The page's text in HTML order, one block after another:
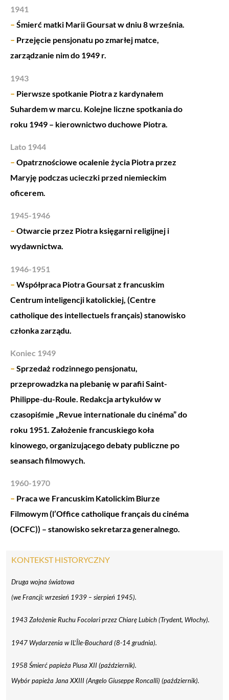
1941
– Śmierć matki Marii Goursat w dniu 8 września.
– Przejęcie pensjonatu po zmarłej matce,
zarządzanie nim do 1949 r.
1943
– Pierwsze spotkanie Piotra z kardynałem
Suhardem w marcu. Kolejne liczne spotkania do
roku 1949 – kierownictwo duchowe Piotra.
Lato 1944
– Opatrznościowe ocalenie życia Piotra przez
Maryję podczas ucieczki przed niemieckim
oficerem.
1945-1946
– Otwarcie przez Piotra księgarni religijnej i
wydawnictwa.
1946-1951
– Współpraca Piotra Goursat z francuskim
Centrum inteligencji katolickiej, (Centre
catholique des intellectuels français) stanowisko
członka zarządu.
Koniec 1949
– Sprzedaż rodzinnego pensjonatu,
przeprowadzka na plebanię w parafii Saint-
Philippe-du-Roule. Redakcja artykułów w
czasopiśmie „Revue internationale du cinéma” do
roku 1951. Założenie francuskiego koła
kinowego, organizującego debaty publiczne po
seansach filmowych.
1960-1970
– Praca we Francuskim Katolickim Biurze
Filmowym (l’Office catholique français du cinéma
(OCFC)) – stanowisko sekretarza generalnego.
KONTEKST HISTORYCZNY
Druga wojna światowa
(we Francji: wrzesień 1939 – sierpień 1945).
1943 Założenie Ruchu Focolari przez Chiarę Lubich (Trydent, Włochy).
1947 Wydarzenia w IL’Île-Bouchard (8-14 grudnia).
1958 Śmierć papieża Piusa XII (październik).
Wybór papieża Jana XXIII (Angelo Giuseppe Roncalli) (październik).